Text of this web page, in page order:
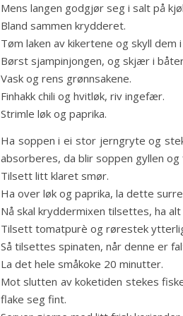
Mens langen godgjør seg i salt på
Bland sammen krydderet.
Tøm laken av kikertene og skyll dem
Børst sjampinjongen, og skjær i
Vask og rens grønnsakene.
Finhakk chili og hvitløk, riv ingefær.
Strimle løk og paprika.
Ha soppen i ei stor jerngryte og
absorberes, da blir soppen gyllen og
Tilsett litt klaret smør.
Ha over løk og paprika, la dette
Nå skal kryddermixen tilsettes, ha
Tilsett tomatpurè og rørestek
Så tilsettes spinaten, når denne er
La det hele småkoke 20 minutter.
Mot slutten av koketiden stekes
flake seg fint.